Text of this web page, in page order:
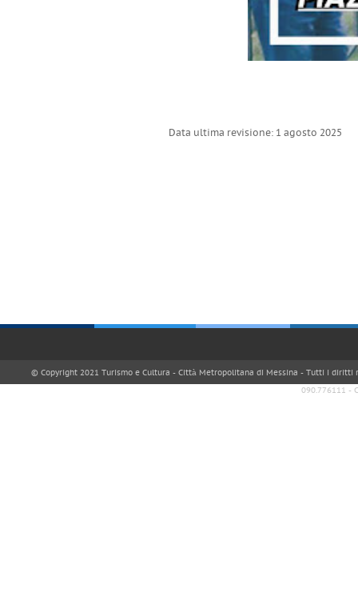
Data ultima revisione: 1 agosto 2025
© Copyright 2021 Turismo e Cultura - Città Metropolitana di Messina - Tutti i diritti
090.776111 -